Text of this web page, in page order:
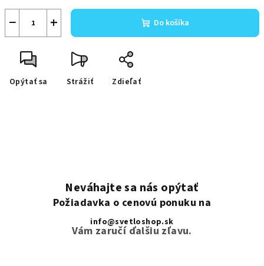
+
− Do košíka
Opýtať sa Strážiť Zdieľať
Neváhajte sa nás opýtať
Požiadavka o cenovú ponuku na
info@svetloshop.sk
Vám zaručí ďalšiu zľavu.